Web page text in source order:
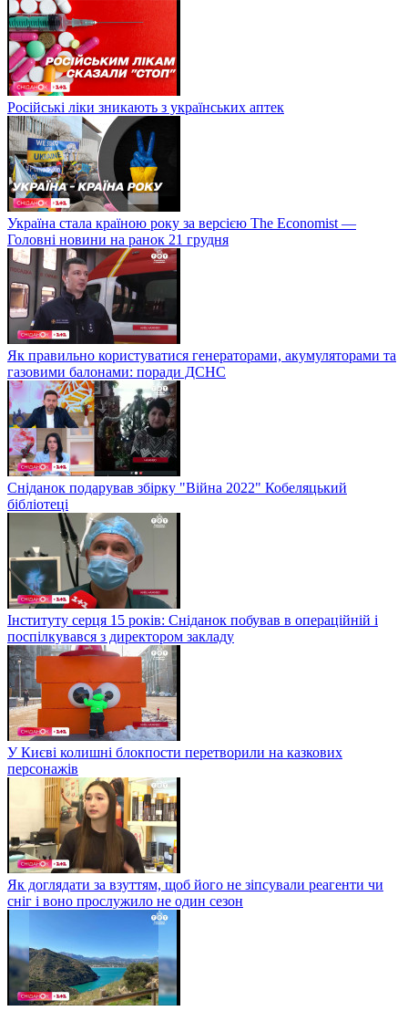
Російські ліки зникають з українських аптек
Україна стала країною року за версією The Economist —
Головні новини на ранок 21 грудня
Як правильно користуватися генераторами, акумуляторами та
газовими балонами: поради ДСНС
Сніданок подарував збірку "Війна 2022" Кобеляцький
бібліотеці
Інституту серця 15 років: Сніданок побував в операційній і
поспілкувався з директором закладу
У Києві колишні блокпости перетворили на казкових
персонажів
Як доглядати за взуттям, щоб його не зіпсували реагенти чи
сніг і воно прослужило не один сезон